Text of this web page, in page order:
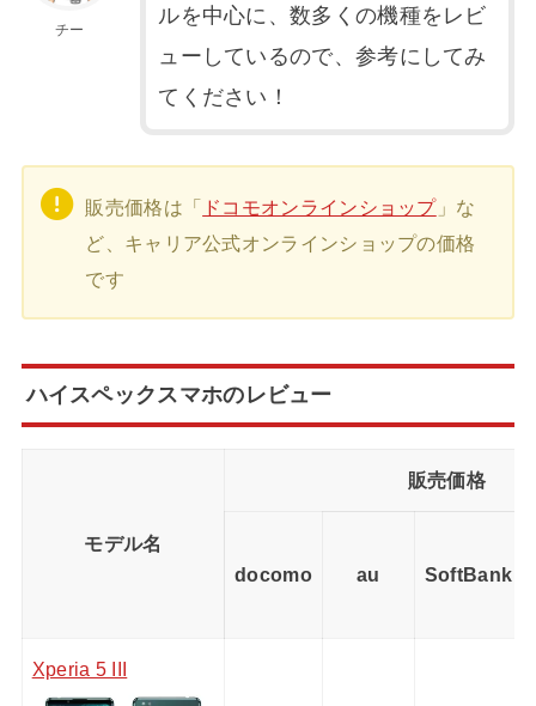
チー
ルを中心に、数多くの機種をレビ
ューしているので、参考にしてみ
てください！
販売価格は「 ドコモオンラインショップ」な
ど、キャリア公式オンラインショップの価格
です
ハイスペックスマホのレビュー
モデル名
販売価格
docomo au
SoftBank
Xperia 5 III